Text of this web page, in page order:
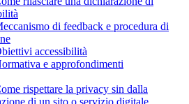
di feedback e procedura di
accessibilità
e approfondimenti
rispettare la privacy sin dalla
di un sito o servizio digitale